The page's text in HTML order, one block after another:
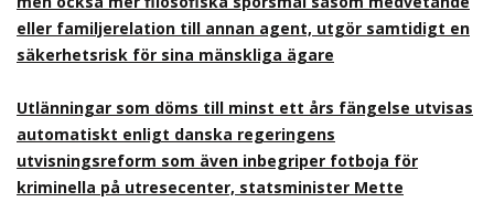
eller familjerelation till annan agent, utgör samtidigt en
säkerhetsrisk för sina mänskliga ägare
Utlänningar som döms till minst ett års fängelse utvisas
automatiskt enligt danska regeringens
utvisningsreform som även inbegriper fotboja för
kriminella på utresecenter, statsminister Mette